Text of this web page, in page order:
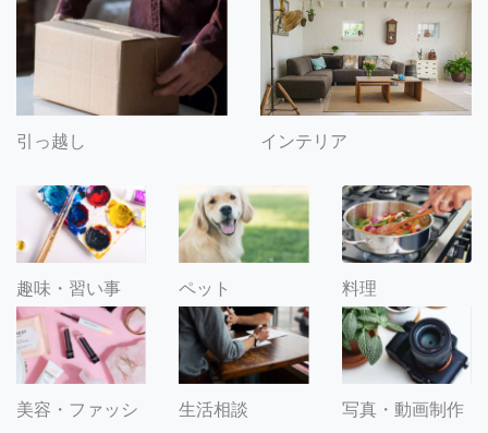
引っ越し インテリア
趣味・習い事 ペット 料理
美容・ファッシ
生活相談 写真・動画制作